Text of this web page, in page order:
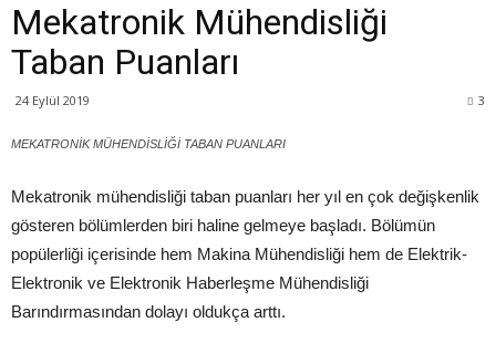
Mekatronik Mühendisliği
Taban Puanları
24 Eylül 2019 3
MEKATRONİK MÜHENDİSLİĞİ TABAN PUANLARI
Mekatronik mühendisliği taban puanları her yıl en çok değişkenlik
gösteren bölümlerden biri haline gelmeye başladı. Bölümün
popülerliği içerisinde hem Makina Mühendisliği hem de Elektrik-
Elektronik ve Elektronik Haberleşme Mühendisliği
Barındırmasından dolayı oldukça arttı.